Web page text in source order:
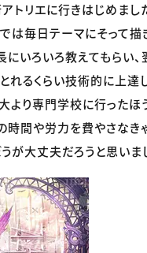
リエに行きはじめまし
は毎日テーマにそって描
にいろいろ教えてもらい
れるくらい技術的に上達
より専門学校に行ったほ
時間や労力を費やさなき
が大丈夫だろうと思いま